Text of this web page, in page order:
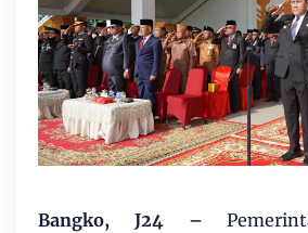
Bangko, J24 –